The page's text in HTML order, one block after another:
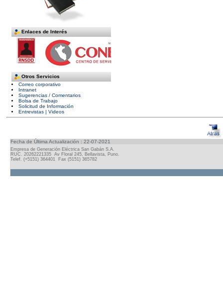
Enlaces de Interés
Otros Servicios
Correo corporativo
Intranet
Sugerencias / Comentarios
Bolsa de Trabajo
Solicitud de Información
Entrevistas | Videos
Fecha de Última Actualización : 22-07-2021
Empresa de Generación Eléctrica San Gabán S.A.
RUC. 20262221335 Av Floral 245, Bellavista, Puno.
Telef. (+5151) 364401 Fax (5151) 365782